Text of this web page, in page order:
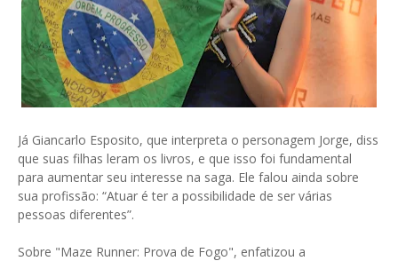
Já Giancarlo Esposito, que interpreta o personagem Jorge, diss
que suas filhas leram os livros, e que isso foi fundamental
para aumentar seu interesse na saga. Ele falou ainda sobre
sua profissão: “Atuar é ter a possibilidade de ser várias
pessoas diferentes”.
Sobre "Maze Runner: Prova de Fogo", enfatizou a